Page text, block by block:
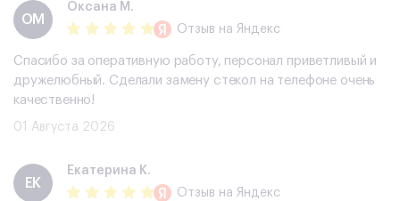
ОМ
Оксана М.
Отзыв на Яндекс
Спасибо за оперативную работу, персонал приветливый и
дружелюбный. Сделали замену стекол на телефоне очень
качественно!
01 Августа 2026
ЕК
Екатерина К.
Отзыв на Яндекс